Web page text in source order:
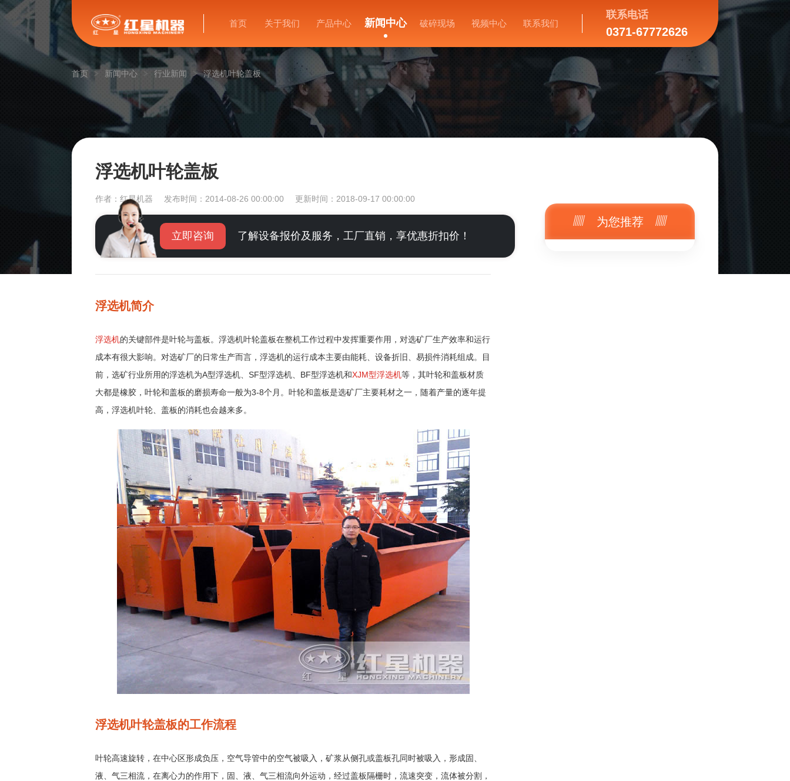
首页 关于我们 产品中心 新闻中心 破碎现场 视频中心 联系我们
联系电话
0371-67772626
首页 新闻中心 行业新闻 浮选机叶轮盖板
浮选机叶轮盖板
作者：红星机器 发布时间：2014-08-26 00:00:00 更新时间：2018-09-17 00:00:00
立即咨询 了解设备报价及服务，工厂直销，享优惠折扣价！
浮选机简介
浮选机的关键部件是叶轮与盖板。浮选机叶轮盖板在整机工作过程中发挥重要作用，对选矿厂生产效率和运行
成本有很大影响。对选矿厂的日常生产而言，浮选机的运行成本主要由能耗、设备折旧、易损件消耗组成。目
前，选矿行业所用的浮选机为A型浮选机、SF型浮选机、BF型浮选机和XJM型浮选机等，其叶轮和盖板材质
大都是橡胶，叶轮和盖板的磨损寿命一般为3-8个月。叶轮和盖板是选矿厂主要耗材之一，随着产量的逐年提
高，浮选机叶轮、盖板的消耗也会越来多。
浮选机叶轮盖板的工作流程
叶轮高速旋转，在中心区形成负压，空气导管中的空气被吸入，矿浆从侧孔或盖板孔同时被吸入，形成固、
液、气三相流，在离心力的作用下，固、液、气三相流向外运动，经过盖板隔栅时，流速突变，流体被分割，
为您推荐